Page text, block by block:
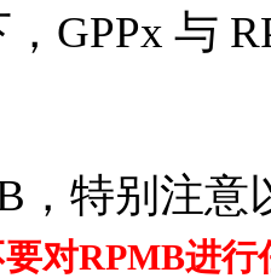
GPPx 与
，特别注
对RPMB进行